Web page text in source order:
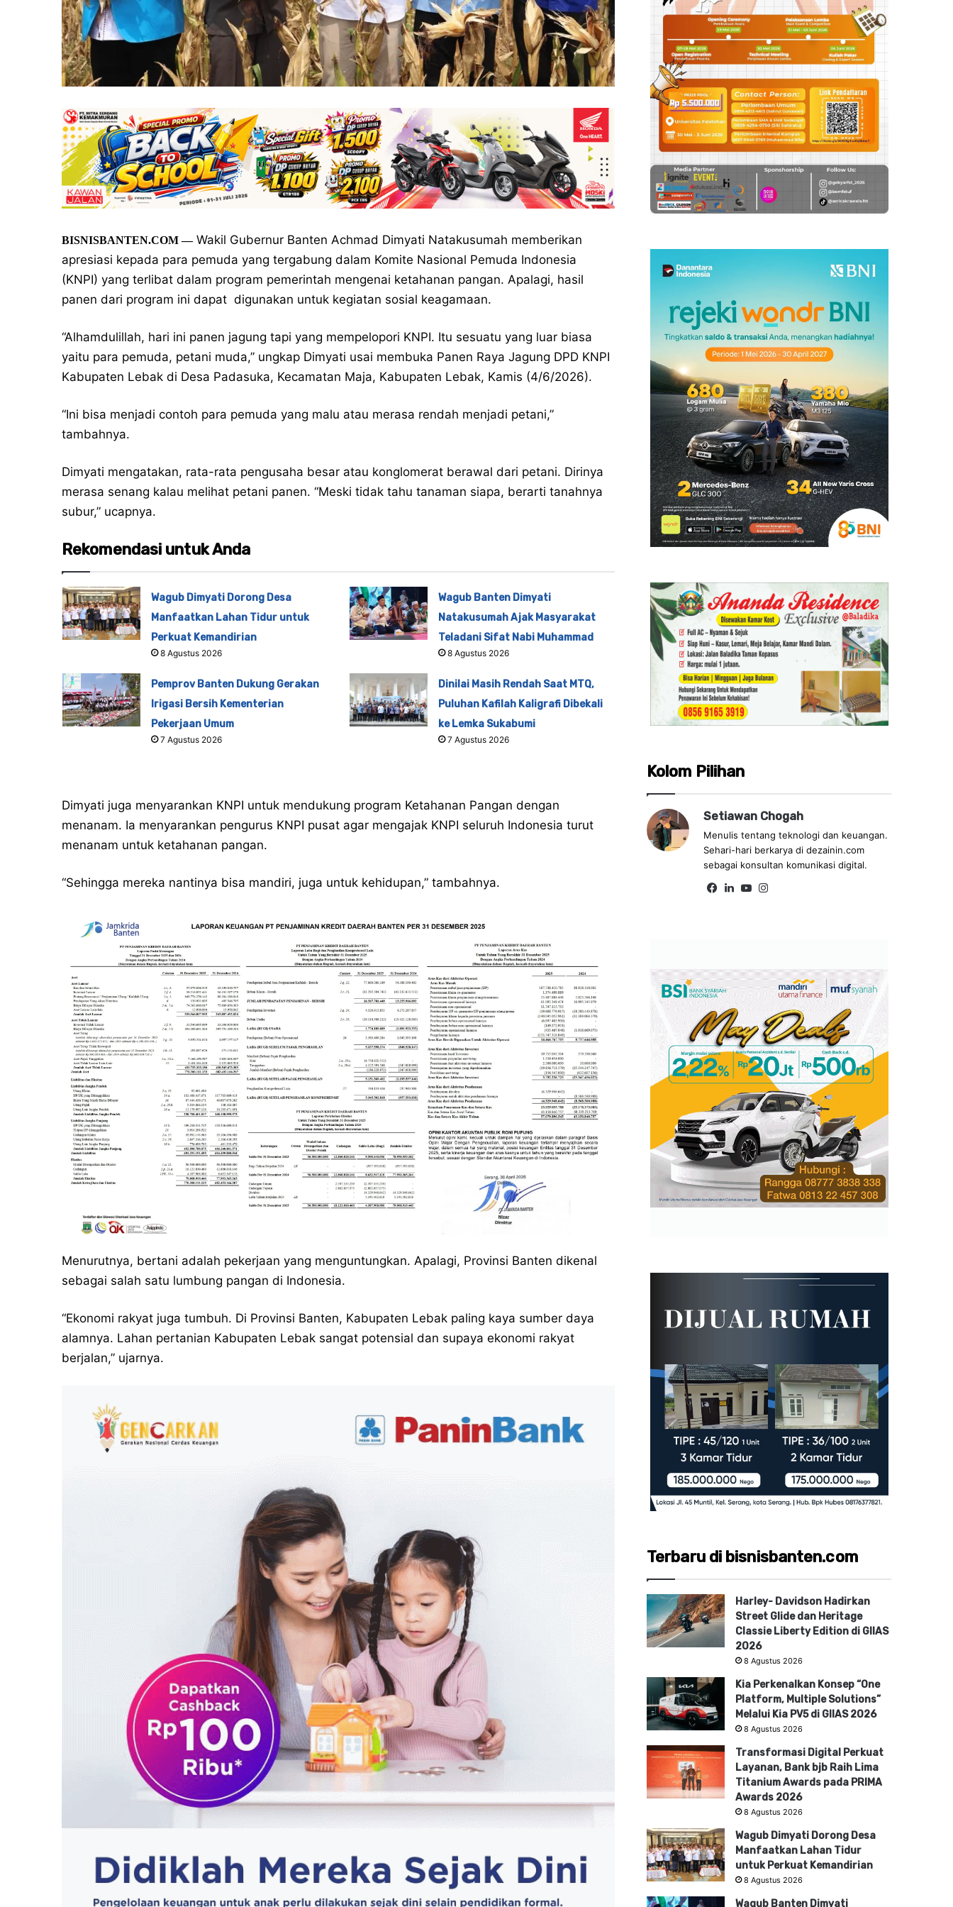
BISNISBANTEN.COM—Wakil Gubernur Banten Achmad Dimyati Natakusumah memberikan
apresiasi kepada para pemuda yang tergabung dalam Komite Nasional Pemuda Indonesia
(KNPI) yang terlibat dalam program pemerintah mengenai ketahanan pangan. Apalagi, hasil
panen dari program ini dapat digunakan untuk kegiatan sosial keagamaan.
“Alhamdulillah, hari ini panen jagung tapi yang mempelopori KNPI. Itu sesuatu yang luar biasa
yaitu para pemuda, petani muda,” ungkap Dimyati usai membuka Panen Raya Jagung DPD KNPI
Kabupaten Lebak di Desa Padasuka, Kecamatan Maja, Kabupaten Lebak, Kamis (4/6/2026).
“Ini bisa menjadi contoh para pemuda yang malu atau merasa rendah menjadi petani,”
tambahnya.
Dimyati mengatakan, rata-rata pengusaha besar atau konglomerat berawal dari petani. Dirinya
merasa senang kalau melihat petani panen. “Meski tidak tahu tanaman siapa, berarti tanahnya
subur,” ucapnya.
Rekomendasi untuk Anda
Wagub Dimyati Dorong Desa
Manfaatkan Lahan Tidur untuk
Perkuat Kemandirian
8 Agustus 2026
Wagub Banten Dimyati
Natakusumah Ajak Masyarakat
Teladani Sifat Nabi Muhammad
8 Agustus 2026
Pemprov Banten Dukung Gerakan
Irigasi Bersih Kementerian
Pekerjaan Umum
7 Agustus 2026
Dinilai Masih Rendah Saat MTQ,
Puluhan Kafilah Kaligrafi Dibekali
ke Lemka Sukabumi
7 Agustus 2026
Dimyati juga menyarankan KNPI untuk mendukung program Ketahanan Pangan dengan
menanam. Ia menyarankan pengurus KNPI pusat agar mengajak KNPI seluruh Indonesia turut
menanam untuk ketahanan pangan.
“Sehingga mereka nantinya bisa mandiri, juga untuk kehidupan,” tambahnya.
Menurutnya, bertani adalah pekerjaan yang menguntungkan. Apalagi, Provinsi Banten dikenal
sebagai salah satu lumbung pangan di Indonesia.
“Ekonomi rakyat juga tumbuh. Di Provinsi Banten, Kabupaten Lebak paling kaya sumber daya
alamnya. Lahan pertanian Kabupaten Lebak sangat potensial dan supaya ekonomi rakyat
berjalan,” ujarnya.
Kolom Pilihan
Setiawan Chogah
Menulis tentang teknologi dan keuangan.
Sehari-hari berkarya di dezainin.com
sebagai konsultan komunikasi digital.
Fa Lin Yo
Terbaru di bisnisbanten.com
Harley- Davidson Hadirkan
Street Glide dan Heritage
Classie Liberty Edition di GIIAS
2026
8 Agustus 2026
Kia Perkenalkan Konsep “One
Platform, Multiple Solutions”
Melalui Kia PV5 di GIIAS 2026
8 Agustus 2026
Transformasi Digital Perkuat
Layanan, Bank bjb Raih Lima
Titanium Awards pada PRIMA
Awards 2026
8 Agustus 2026
Wagub Dimyati Dorong Desa
Manfaatkan Lahan Tidur
untuk Perkuat Kemandirian
8 Agustus 2026
Wagub Banten Dimyati